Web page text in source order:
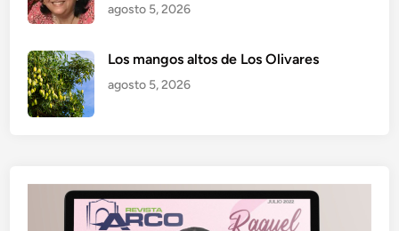
agosto 5, 2026
Los mangos altos de Los Olivares
agosto 5, 2026